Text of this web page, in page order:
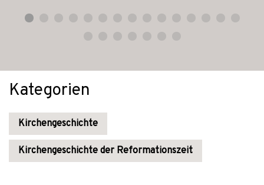
Kategorien
Kirchengeschichte
Kirchengeschichte der Reformationszeit